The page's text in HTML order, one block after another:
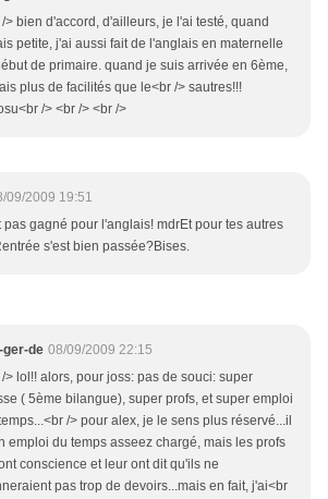
> bien d'accord, d'ailleurs, je l'ai testé, quand
petite, j'ai aussi fait de l'anglais en maternelle
de primaire. quand je suis arrivée en 6ème,
plus de facilités que le<br /> sautres!!!
/> <br /> <br />
09/2009 19:51
pas gagné pour l'anglais! mdrEt pour tes autres
s'est bien passée?Bises.
ger-de 08/09/2009 22:15
> lol!! alors, pour joss: pas de souci: super
( 5ème bilangue), super profs, et super emploi
/> pour alex, je le sens plus réservé...il
emploi du temps asseez chargé, mais les profs
conscience et leur ont dit qu'ils ne
pas trop de devoirs...mais en fait, j'ai<br